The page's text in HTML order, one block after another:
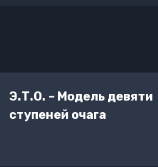
Э.Т.О. – Модель девяти
ступеней очага